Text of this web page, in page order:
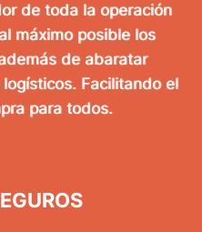
de toda la operación
máximo posible los
de abaratar
Facilitando el
para todos.